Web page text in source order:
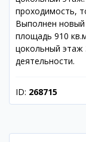
проходимость,
Выполнен
площадь 910
цокольный этаж
деятельности.
ID: 268715